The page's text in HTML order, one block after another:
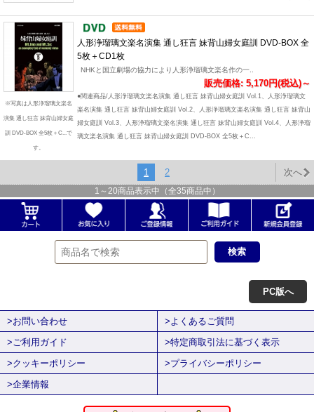
※写真は人形浄瑠璃文楽名
演集 通し狂言 妹背山婦女庭
訓 DVD-BOX 全5枚＋C...で
す。
人形浄瑠璃文楽名演集 通し狂言 妹背山婦女庭訓 DVD-BOX 全
5枚＋CD1枚
NHKと国立劇場の協力により人形浄瑠璃文楽名作の一..
販売価格: 5,170円(税込)～
●関連商品/人形浄瑠璃文楽名演集 通し狂言 妹背山婦女庭訓 Vol.1、人形浄瑠璃文
楽名演集 通し狂言 妹背山婦女庭訓 Vol.2、人形浄瑠璃文楽名演集 通し狂言 妹背山
婦女庭訓 Vol.3、人形浄瑠璃文楽名演集 通し狂言 妹背山婦女庭訓 Vol.4、人形浄瑠
璃文楽名演集 通し狂言 妹背山婦女庭訓 DVD-BOX 全5枚＋C...
1 2 次へ
1 ～ 20商品表示中（全35商品中）
PC版へ
>お問い合わせ
>よくあるご質問
>ご利用ガイド
>特定商取引法に基づく表示
>クッキーポリシー
>プライバシーポリシー
>企業情報